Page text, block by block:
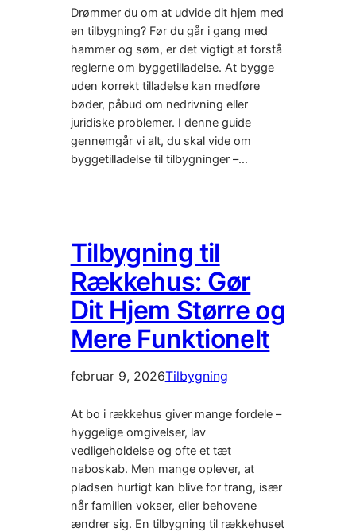
Drømmer du om at udvide dit hjem med
en tilbygning? Før du går i gang med
hammer og søm, er det vigtigt at forstå
reglerne om byggetilladelse. At bygge
uden korrekt tilladelse kan medføre
bøder, påbud om nedrivning eller
juridiske problemer. I denne guide
gennemgår vi alt, du skal vide om
byggetilladelse til tilbygninger –…
Tilbygning til
Rækkehus: Gør
Dit Hjem Større og
Mere Funktionelt
februar 9, 2026Tilbygning
At bo i rækkehus giver mange fordele –
hyggelige omgivelser, lav
vedligeholdelse og ofte et tæt
naboskab. Men mange oplever, at
pladsen hurtigt kan blive for trang, især
når familien vokser, eller behovene
ændrer sig. En tilbygning til rækkehuset